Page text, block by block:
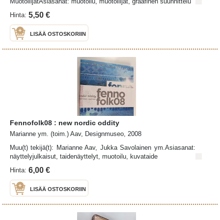
Hinta: 5,50 €
LISÄÄ OSTOSKORIIN
Fennofolk08 : new nordic oddity
Marianne ym. (toim.) Aav, Designmuseo, 2008
Muu(t) tekijä(t): Marianne Aav, Jukka Savolainen ym.Asiasanat:
näyttelyjulkaisut, taidenäyttelyt, muotoilu, kuvataide
Hinta: 6,00 €
LISÄÄ OSTOSKORIIN